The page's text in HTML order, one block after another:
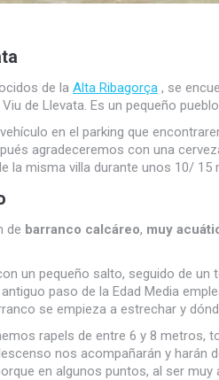
de la Alta Ribagorça , se
de Llevata. Es un pequeño
en el parking que
agradeceremos con una
la misma villa durante unos 10/
de barranco calcáreo, muy
un pequeño salto, seguido de
paso de la Edad Media
se empieza a estrechar y
rapels de entre 6 y 8 metros,
nos acompañarán y harán
en algunos puntos, al ser